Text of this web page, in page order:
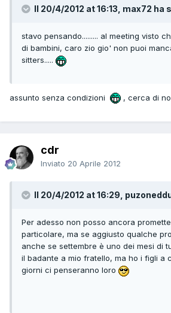
Il 20/4/2012 at 16:13, max72 ha
stavo pensando......... al meeting visto
di bambini, caro zio gio' non puoi
sitters.....
assunto senza condizioni , cerca di
cdr
Inviato 20 Aprile 2012
Il 20/4/2012 at 16:29,
Per adesso non posso ancora
particolare, ma se aggiusto qualche
anche se settembre è uno dei mesi di
il badante a mio fratello, ma ho i figli a
giorni ci penseranno loro